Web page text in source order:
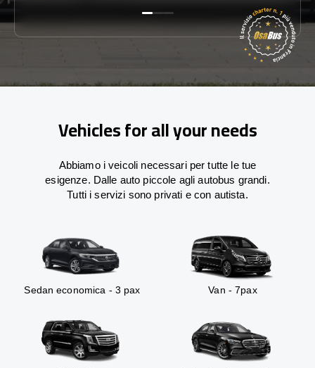
Vehicles for all your needs
Abbiamo i veicoli necessari per tutte le tue
esigenze. Dalle auto piccole agli autobus grandi.
Tutti i servizi sono privati e con autista.
Sedan economica - 3 pax Van - 7pax